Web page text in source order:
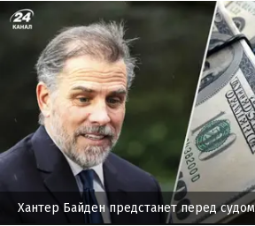
Хантер Байден предстанет перед судом